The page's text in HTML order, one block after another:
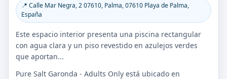
📍 Calle Mar Negra, 2 07610, Palma, 07610 Playa de Palma,
España
Este espacio interior presenta una piscina rectangular
con agua clara y un piso revestido en azulejos verdes
que aportan...
Pure Salt Garonda - Adults Only está ubicado en